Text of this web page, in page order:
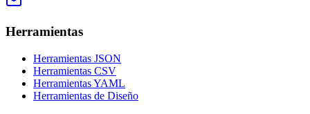
Herramientas
Herramientas JSON
Herramientas CSV
Herramientas YAML
Herramientas de Diseño